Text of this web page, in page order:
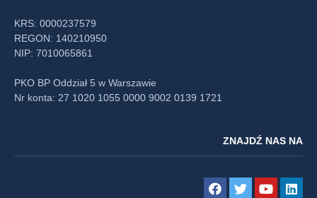
KRS: 0000237579
REGON: 140210950
NIP: 7010065861
PKO BP Oddział 5 w Warszawie
Nr konta: 27 1020 1055 0000 9002 0139 1721
ZNAJDŹ NAS NA